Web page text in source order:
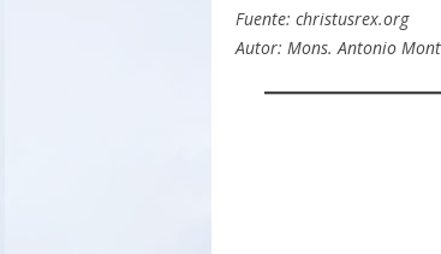
Fuente: christusrex.org
Autor: Mons. Antonio